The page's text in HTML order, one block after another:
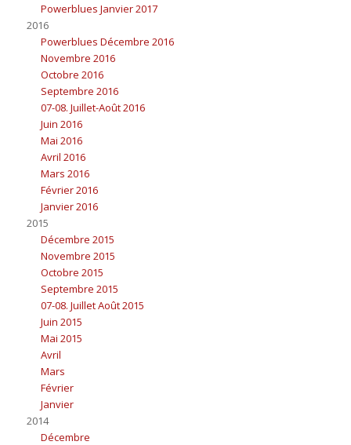
Powerblues Janvier 2017
2016
Powerblues Décembre 2016
Novembre 2016
Octobre 2016
Septembre 2016
07-08. Juillet-Août 2016
Juin 2016
Mai 2016
Avril 2016
Mars 2016
Février 2016
Janvier 2016
2015
Décembre 2015
Novembre 2015
Octobre 2015
Septembre 2015
07-08. Juillet Août 2015
Juin 2015
Mai 2015
Avril
Mars
Février
Janvier
2014
Décembre